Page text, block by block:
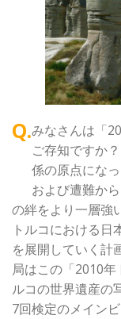
Q.みなさんは「
ご存知ですか
係の原点にな
および遭難か
の絆をより一層強
トルコにおける
を展開していく計
局はこの「2010
ルコの世界遺産の
7回検定のメイン